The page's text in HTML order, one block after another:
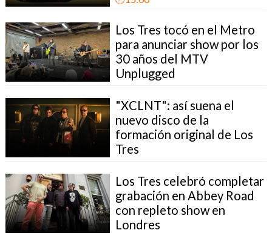
Los Tres tocó en el Metro
para anunciar show por los
30 años del MTV
Unplugged
"XCLNT": así suena el
nuevo disco de la
formación original de Los
Tres
Los Tres celebró completar
grabación en Abbey Road
con repleto show en
Londres